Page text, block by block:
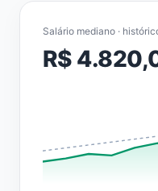
Salário mediano ·
R$